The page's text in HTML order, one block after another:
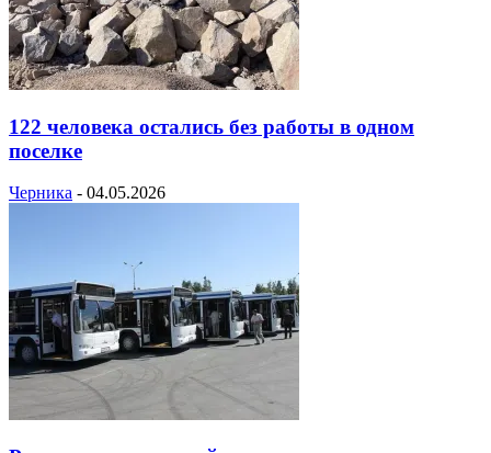
122 человека остались без работы в одном
поселке
Черника - 04.05.2026